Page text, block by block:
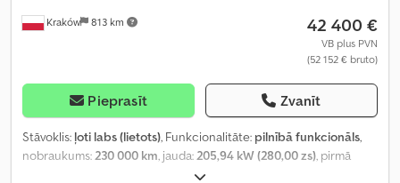
Kraków 813 km 42 400 €
VB plus PVN
(52 152 € bruto)
Pieprasīt Zvanīt
Stāvoklis: ļoti labs (lietots), Funkcionalitāte: pilnībā funkcionāls,
nobraukums: 230 000 km , jauda: 205,94 kW (280,00 zs) , pirmā
, degvielas veids: